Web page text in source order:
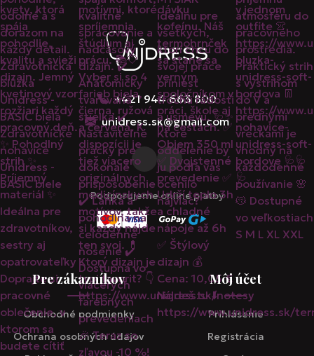
+421 944 663 800
unidress.sk@gmail.com
Podporujeme online platby
Pre zákazníkov
Obchodné podmienky
Ochrana osobných údajov
Môj účet
Prihlásenie
Registrácia